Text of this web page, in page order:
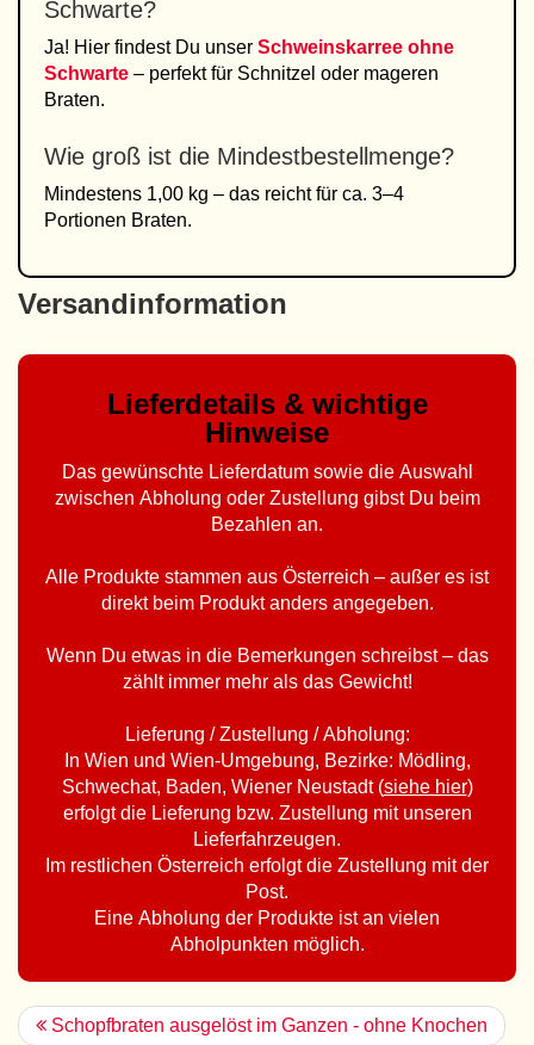
Schwarte?
Ja! Hier findest Du unser Schweinskarree ohne
Schwarte – perfekt für Schnitzel oder mageren
Braten.
Wie groß ist die Mindestbestellmenge?
Mindestens 1,00 kg – das reicht für ca. 3–4
Portionen Braten.
Versandinformation
Lieferdetails & wichtige
Hinweise
Das gewünschte Lieferdatum sowie die Auswahl
zwischen Abholung oder Zustellung gibst Du beim
Bezahlen an.
Alle Produkte stammen aus Österreich – außer es ist
direkt beim Produkt anders angegeben.
Wenn Du etwas in die Bemerkungen schreibst – das
zählt immer mehr als das Gewicht!
Lieferung / Zustellung / Abholung:
In Wien und Wien-Umgebung, Bezirke: Mödling,
Schwechat, Baden, Wiener Neustadt (siehe hier)
erfolgt die Lieferung bzw. Zustellung mit unseren
Lieferfahrzeugen.
Im restlichen Österreich erfolgt die Zustellung mit der
Post.
Eine Abholung der Produkte ist an vielen
Abholpunkten möglich.
Schopfbraten ausgelöst im Ganzen - ohne Knochen